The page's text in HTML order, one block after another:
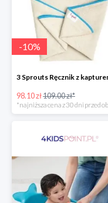
-10%
98.10 zł109.00 zł*